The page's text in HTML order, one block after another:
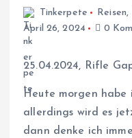
Tinkerpete Reisen,
April 26, 2024
0
25.04.2024, Rifle
Heute morgen habe
allerdings wird es
dann denke ich